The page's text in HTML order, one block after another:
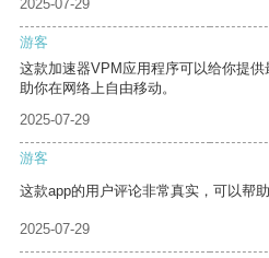
2025-07-29
游客
这款加速器VPM应用程序可以给你提
助你在网络上自由移动。
2025-07-29
游客
这款app的用户评论非常真实，可以帮
2025-07-29